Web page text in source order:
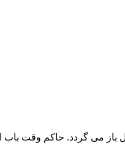
می گردد. حاکم وقت باب